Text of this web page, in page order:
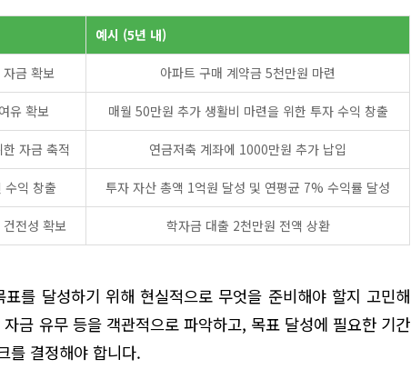
예시 (5년 내)
금 확보 아파트 구매 계약금 5천만원 마련
유 확보 매월 50만원 추가 생활비 마련을 위한 투자 수익 창출
자금 축적 연금저축 계좌에 1000만원 추가 납입
수익 창출 투자 자산 총액 1억원 달성 및 연평균 7% 수익률 달성
전성 확보 학자금 대출 2천만원 전액 상환
를 달성하기 위해 현실적으로 무엇을 준비해야 할지 고민해
금 유무 등을 객관적으로 파악하고, 목표 달성에 필요한 기간
를 결정해야 합니다.